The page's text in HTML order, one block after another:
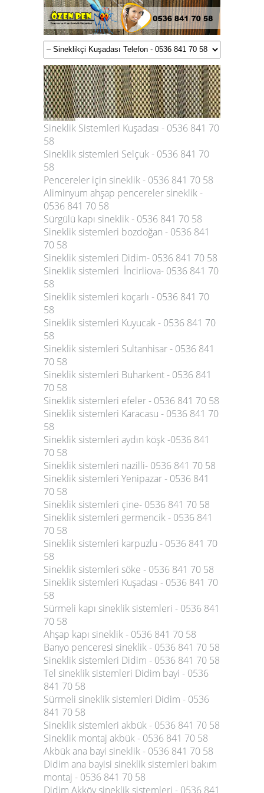
Sineklik Sistemleri Kuşadası - 0536 841 70
58
Sineklik sistemleri Selçuk - 0536 841 70
58
Pencereler için sineklik - 0536 841 70 58
Aliminyum ahşap pencereler sineklik -
0536 841 70 58
Sürgülü kapı sineklik - 0536 841 70 58
Sineklik sistemleri bozdoğan - 0536 841
70 58
Sineklik sistemleri Didim- 0536 841 70 58
Sineklik sistemleri İncirliova- 0536 841 70
58
Sineklik sistemleri koçarlı - 0536 841 70
58
Sineklik sistemleri Kuyucak - 0536 841 70
58
Sineklik sistemleri Sultanhisar - 0536 841
70 58
Sineklik sistemleri Buharkent - 0536 841
70 58
Sineklik sistemleri efeler - 0536 841 70 58
Sineklik sistemleri Karacasu - 0536 841 70
58
Sineklik sistemleri aydın köşk -0536 841
70 58
Sineklik sistemleri nazilli- 0536 841 70 58
Sineklik sistemleri Yenipazar - 0536 841
70 58
Sineklik sistemleri çine- 0536 841 70 58
Sineklik sistemleri germencik - 0536 841
70 58
Sineklik sistemleri karpuzlu - 0536 841 70
58
Sineklik sistemleri söke - 0536 841 70 58
Sineklik sistemleri Kuşadası - 0536 841 70
58
Sürmeli kapı sineklik sistemleri - 0536 841
70 58
Ahşap kapı sineklik - 0536 841 70 58
Banyo penceresi sineklik - 0536 841 70 58
Sineklik sistemleri Didim - 0536 841 70 58
Tel sineklik sistemleri Didim bayi - 0536
841 70 58
Sürmeli sineklik sistemleri Didim - 0536
841 70 58
Sineklik sistemleri akbük - 0536 841 70 58
Sineklik montaj akbük - 0536 841 70 58
Akbük ana bayi sineklik - 0536 841 70 58
Didim ana bayisi sineklik sistemleri bakım
montaj - 0536 841 70 58
Didim Akköy sineklik sistemleri - 0536 841